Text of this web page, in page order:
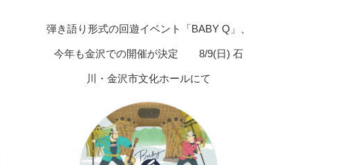
弾き語り形式の回遊イベント「BABY Q」、
今年も金沢での開催が決定 8/9(日) 石
川・金沢市文化ホールにて